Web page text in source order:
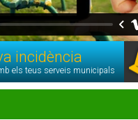
incidència
els teus serveis municipals